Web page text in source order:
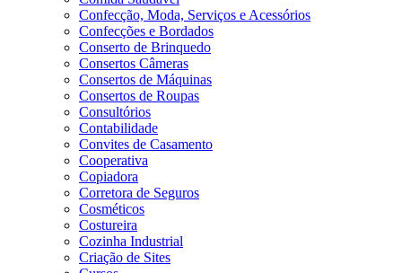
Confecção, Moda, Serviços e Acessórios
Confecções e Bordados
Conserto de Brinquedo
Consertos Câmeras
Consertos de Máquinas
Consertos de Roupas
Consultórios
Contabilidade
Convites de Casamento
Cooperativa
Copiadora
Corretora de Seguros
Cosméticos
Costureira
Cozinha Industrial
Criação de Sites